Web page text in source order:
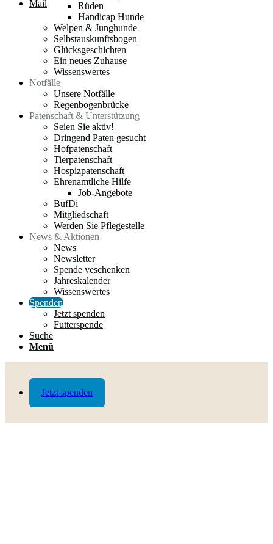
Jetzt spenden
Mail
Rüden
Handicap Hunde
Welpen & Junghunde
Selbstauskunftsbogen
Glücksgeschichten
Ein neues Zuhause
Wissenswertes
Notfälle
Unsere Notfälle
Regenbogenbrücke
Patenschaft & Unterstützung
Seien Sie aktiv!
Dringend Paten gesucht
Hofpatenschaft
Tierpatenschaft
Hospizpatenschaft
Ehrenamtliche Hilfe
Job-Angebote
BufDi
Mitgliedschaft
Werden Sie Pflegestelle
News & Aktionen
News
Newsletter
Spende veschenken
Jahreskalender
Wissenswertes
Spenden
Jetzt spenden
Futterspende
Suche
Menü